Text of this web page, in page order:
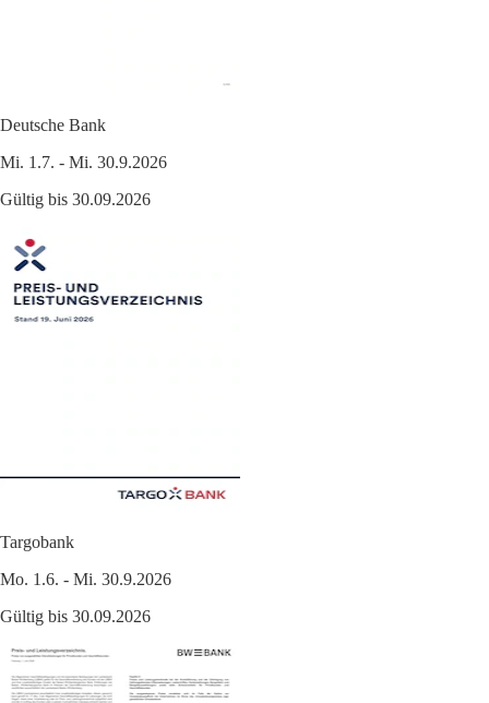
Deutsche Bank
Mi. 1.7. - Mi. 30.9.2026
Gültig bis 30.09.2026
Targobank
Mo. 1.6. - Mi. 30.9.2026
Gültig bis 30.09.2026